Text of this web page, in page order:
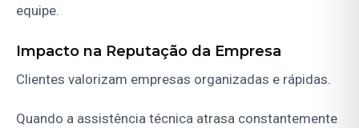
equipe.
Impacto na Reputação da Empresa
Clientes valorizam empresas organizadas e rápidas.
Quando a assistência técnica atrasa constantemente